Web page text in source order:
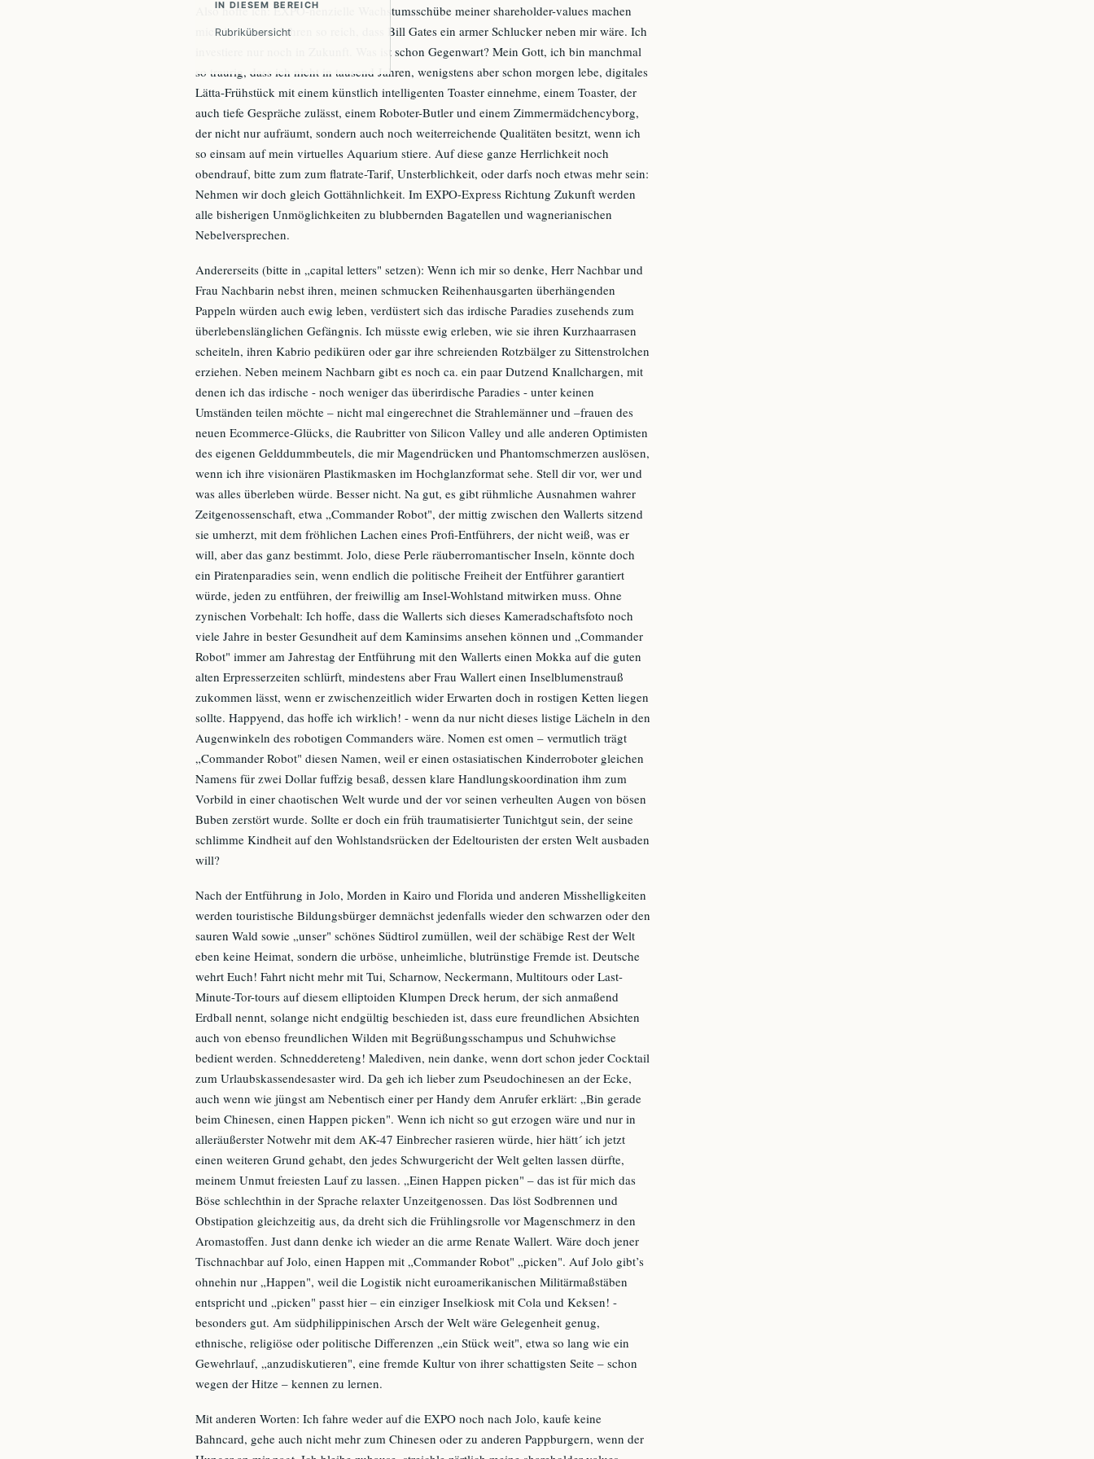
IN DIESEM BEREICH
Rubrikübersicht
Also hoffe ich: EXPO-nenzielle Wachstumsschübe meiner shareholder-values machen
mich in tausend Jahren so reich, dass Bill Gates ein armer Schlucker neben mir wäre. Ich
investiere nur noch in Zukunft. Was ist schon Gegenwart? Mein Gott, ich bin manchmal
so traurig, dass ich nicht in tausend Jahren, wenigstens aber schon morgen lebe, digitales
Lätta-Frühstück mit einem künstlich intelligenten Toaster einnehme, einem Toaster, der
auch tiefe Gespräche zulässt, einem Roboter-Butler und einem Zimmermädchencyborg,
der nicht nur aufräumt, sondern auch noch weiterreichende Qualitäten besitzt, wenn ich
so einsam auf mein virtuelles Aquarium stiere. Auf diese ganze Herrlichkeit noch
obendrauf, bitte zum zum flatrate-Tarif, Unsterblichkeit, oder darfs noch etwas mehr sein:
Nehmen wir doch gleich Gottähnlichkeit. Im EXPO-Express Richtung Zukunft werden
alle bisherigen Unmöglichkeiten zu blubbernden Bagatellen und wagnerianischen
Nebelversprechen.
Andererseits (bitte in „capital letters" setzen): Wenn ich mir so denke, Herr Nachbar und
Frau Nachbarin nebst ihren, meinen schmucken Reihenhausgarten überhängenden
Pappeln würden auch ewig leben, verdüstert sich das irdische Paradies zusehends zum
überlebenslänglichen Gefängnis. Ich müsste ewig erleben, wie sie ihren Kurzhaarrasen
scheiteln, ihren Kabrio pediküren oder gar ihre schreienden Rotzbälger zu Sittenstrolchen
erziehen. Neben meinem Nachbarn gibt es noch ca. ein paar Dutzend Knallchargen, mit
denen ich das irdische - noch weniger das überirdische Paradies - unter keinen
Umständen teilen möchte – nicht mal eingerechnet die Strahlemänner und –frauen des
neuen Ecommerce-Glücks, die Raubritter von Silicon Valley und alle anderen Optimisten
des eigenen Gelddummbeutels, die mir Magendrücken und Phantomschmerzen auslösen,
wenn ich ihre visionären Plastikmasken im Hochglanzformat sehe. Stell dir vor, wer und
was alles überleben würde. Besser nicht. Na gut, es gibt rühmliche Ausnahmen wahrer
Zeitgenossenschaft, etwa „Commander Robot", der mittig zwischen den Wallerts sitzend
sie umherzt, mit dem fröhlichen Lachen eines Profi-Entführers, der nicht weiß, was er
will, aber das ganz bestimmt. Jolo, diese Perle räuberromantischer Inseln, könnte doch
ein Piratenparadies sein, wenn endlich die politische Freiheit der Entführer garantiert
würde, jeden zu entführen, der freiwillig am Insel-Wohlstand mitwirken muss. Ohne
zynischen Vorbehalt: Ich hoffe, dass die Wallerts sich dieses Kameradschaftsfoto noch
viele Jahre in bester Gesundheit auf dem Kaminsims ansehen können und „Commander
Robot" immer am Jahrestag der Entführung mit den Wallerts einen Mokka auf die guten
alten Erpresserzeiten schlürft, mindestens aber Frau Wallert einen Inselblumenstrauß
zukommen lässt, wenn er zwischenzeitlich wider Erwarten doch in rostigen Ketten liegen
sollte. Happyend, das hoffe ich wirklich! - wenn da nur nicht dieses listige Lächeln in den
Augenwinkeln des robotigen Commanders wäre. Nomen est omen – vermutlich trägt
„Commander Robot" diesen Namen, weil er einen ostasiatischen Kinderroboter gleichen
Namens für zwei Dollar fuffzig besaß, dessen klare Handlungskoordination ihm zum
Vorbild in einer chaotischen Welt wurde und der vor seinen verheulten Augen von bösen
Buben zerstört wurde. Sollte er doch ein früh traumatisierter Tunichtgut sein, der seine
schlimme Kindheit auf den Wohlstandsrücken der Edeltouristen der ersten Welt ausbaden
will?
Nach der Entführung in Jolo, Morden in Kairo und Florida und anderen Misshelligkeiten
werden touristische Bildungsbürger demnächst jedenfalls wieder den schwarzen oder den
sauren Wald sowie „unser" schönes Südtirol zumüllen, weil der schäbige Rest der Welt
eben keine Heimat, sondern die urböse, unheimliche, blutrünstige Fremde ist. Deutsche
wehrt Euch! Fahrt nicht mehr mit Tui, Scharnow, Neckermann, Multitours oder Last-
Minute-Tor-tours auf diesem elliptoiden Klumpen Dreck herum, der sich anmaßend
Erdball nennt, solange nicht endgültig beschieden ist, dass eure freundlichen Absichten
auch von ebenso freundlichen Wilden mit Begrüßungsschampus und Schuhwichse
bedient werden. Schneddereteng! Malediven, nein danke, wenn dort schon jeder Cocktail
zum Urlaubskassendesaster wird. Da geh ich lieber zum Pseudochinesen an der Ecke,
auch wenn wie jüngst am Nebentisch einer per Handy dem Anrufer erklärt: „Bin gerade
beim Chinesen, einen Happen picken". Wenn ich nicht so gut erzogen wäre und nur in
alleräußerster Notwehr mit dem AK-47 Einbrecher rasieren würde, hier hätt´ ich jetzt
einen weiteren Grund gehabt, den jedes Schwurgericht der Welt gelten lassen dürfte,
meinem Unmut freiesten Lauf zu lassen. „Einen Happen picken" – das ist für mich das
Böse schlechthin in der Sprache relaxter Unzeitgenossen. Das löst Sodbrennen und
Obstipation gleichzeitig aus, da dreht sich die Frühlingsrolle vor Magenschmerz in den
Aromastoffen. Just dann denke ich wieder an die arme Renate Wallert. Wäre doch jener
Tischnachbar auf Jolo, einen Happen mit „Commander Robot" „picken". Auf Jolo gibt’s
ohnehin nur „Happen", weil die Logistik nicht euroamerikanischen Militärmaßstäben
entspricht und „picken" passt hier – ein einziger Inselkiosk mit Cola und Keksen! -
besonders gut. Am südphilippinischen Arsch der Welt wäre Gelegenheit genug,
ethnische, religiöse oder politische Differenzen „ein Stück weit", etwa so lang wie ein
Gewehrlauf, „anzudiskutieren", eine fremde Kultur von ihrer schattigsten Seite – schon
wegen der Hitze – kennen zu lernen.
Mit anderen Worten: Ich fahre weder auf die EXPO noch nach Jolo, kaufe keine
Bahncard, gehe auch nicht mehr zum Chinesen oder zu anderen Pappburgern, wenn der